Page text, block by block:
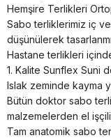
Hemşire Terlikleri
Sabo terliklerimiz iç
düşünülerek
Hastane terlikleri
1. Kalite Sunflex Suni
Islak zeminde kayma
Bütün doktor sabo
malzemelerden el
Tam anatomik sabo